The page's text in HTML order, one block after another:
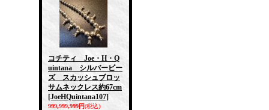
コチティ Joe・H・Q
uintana シルバービー
ズ スカッシュブロッ
サムネックレス約67cm
[JoeHQuintana107]
999,999,999円(税込)